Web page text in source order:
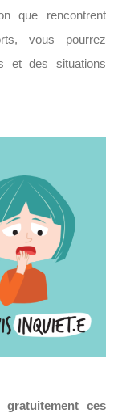
que rencontrent
vous pourrez
et des situations
ces